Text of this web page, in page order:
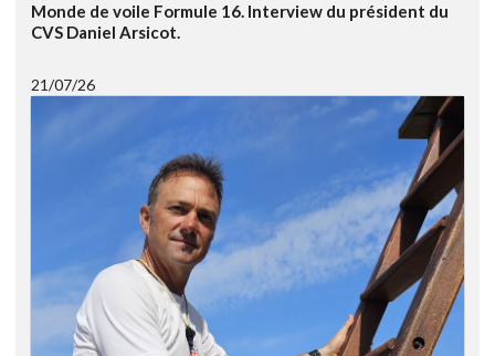
Monde de voile Formule 16. Interview du président du
CVS Daniel Arsicot.
21/07/26